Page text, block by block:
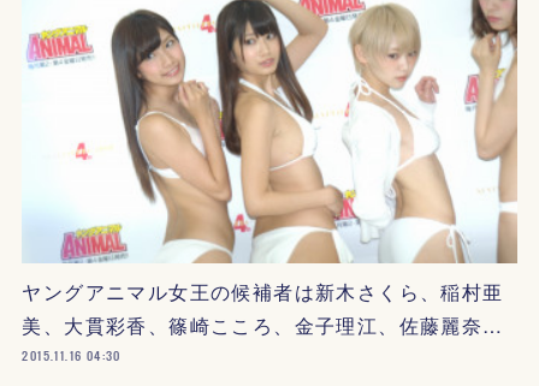
ヤングアニマル女王の候補者は新木さくら、稲村亜
美、大貫彩香、篠崎こころ、金子理江、佐藤麗奈…
2015.11.16 04:30